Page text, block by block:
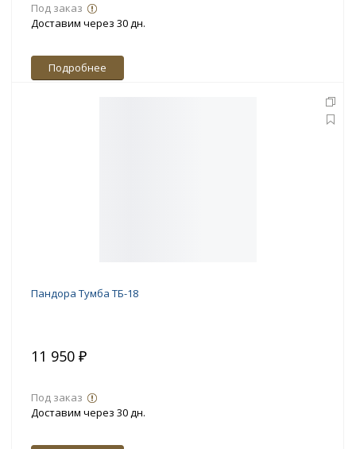
Под заказ
Доставим через 30 дн.
Подробнее
Пандора Тумба ТБ-18
11 950 ₽
Под заказ
Доставим через 30 дн.